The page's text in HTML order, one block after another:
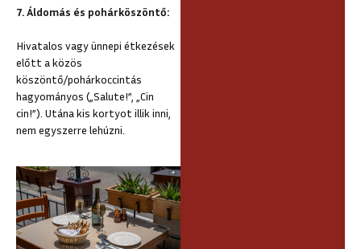
7. Áldomás és pohárköszöntő:
Hivatalos vagy ünnepi étkezések
előtt a közös
köszöntő/pohárkoccintás
hagyományos („Salute!”, „Cin
cin!”). Utána kis kortyot illik inni,
nem egyszerre lehúzni.